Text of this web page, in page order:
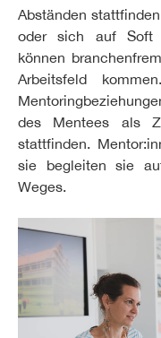
Abständen
oder sich auf Soft
können
Arbeitsfeld
des Mentees als
stattfinden.
sie begleiten sie
Weges.